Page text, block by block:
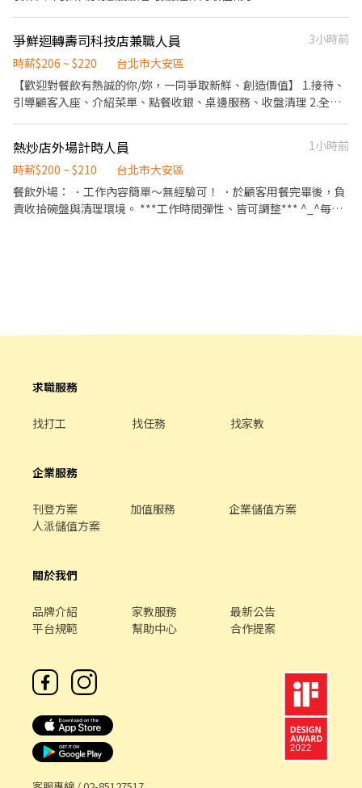
10,000元獎金！ ⭕企業魅力 ▪「以人為本」注重團隊合作及交流，
採納同仁的意見，提升參與感 ▪除學習到日本商業禮儀、衛生知識
數據分析等專業知識 ▪升遷快速且制度完善，依努力及成果將有升
遷加薪的機會 ▪享有完善的福利制度，加班費為分鐘為單位計算，
重視員工的辛勤付出 ▪計畫拓展全台灣，讓更多人有機會品嚐美味
平價壽司，致力成為頂尖品牌 ⭕基本保障 ①加班費(以每分鐘為單
位計算) ②勞保、健保、意外險 ③每月提撥勞工退休新制6% ④特休
／年假按照勞基法規定 ⑤颱風天出勤津貼補助 ⑥員工店內用餐折扣
⑦提供員工制服 ⑧任職一年後提供免費健檢
理→餐點製作→提供餐點→餐具清洗→環境整理維護......等。 ✨️在職
教育訓練完善，無經驗者也OK✨️ ⭕獎金福利 ▪生日禮券！ ▪員工
▪加班費按每分鐘計算 ▪介紹親朋好友入職，期滿可獲得3,000～
10,000元獎金！ ⭕企業魅力 ▪「以人為本」注重團隊合作及交流，
採納同仁的意見，提升參與感 ▪除學習到日本商業禮儀、衛生知識
及專業的烹飪技巧，還可接觸店鋪的經營管理，例如：成本控管及
遷加薪的機會 ▪享有完善的福利制度，加班費為分鐘為單位計算，
重視員工的辛勤付出 ▪計畫拓展全台灣，讓更多人有機會品嚐美味
平價壽司，致力成為頂尖品牌 ⭕基本保障 ①加班費(以每分鐘為單
爭鮮迴轉壽司科技店兼職人員
3小時前
時薪$206 ~ $220
台北市大安區
【歡迎對餐飲有熱誠的你/妳，一同爭取新鮮、創造價值】 1.接待、
引導顧客入座、介紹菜單、點餐收銀、桌邊服務、收盤清理 2.全方
熱炒店外場計時人員
1小時前
時薪$200 ~ $210
台北市大安區
餐飲外場： ．工作內容簡單～無經驗可！ ．於顧客用餐完畢後，負
責收拾碗盤與清理環境。 ***工作時間彈性、皆可調整*** ^_^每日
求職服務
找打工 找任務 找家教
企業服務
刊登方案 加值服務
企業儲值方案
人派儲值方案
關於我們
品牌介紹 家教服務
最新公告
平台規範
幫助中心 合作提案